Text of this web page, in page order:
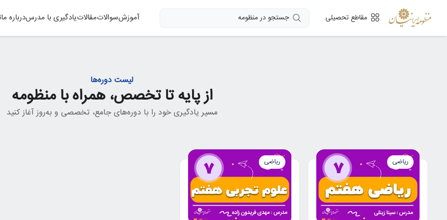
مقاطع تحصیلی جستجو در منظومه آموزشسوالاتمقالاتیادگیری با مدرسدرباره ما
لیست دوره‌ها
از پایه تا تخصص، همراه با منظومه
مسیر یادگیری خود را با دوره‌های جامع، تخصصی و به‌روز آغاز کنید
ریاضی ریاضی